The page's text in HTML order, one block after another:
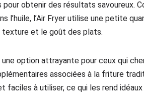
pour obtenir des résultats savoureux.
l’huile, l’Air Fryer utilise une petite
texture et le goût des plats.
option attrayante pour ceux qui
associées à la friture
faciles à utiliser, ce qui les rend